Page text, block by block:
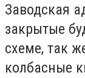
Заводская
закрытые
схеме, так
колбасные